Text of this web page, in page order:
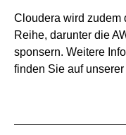
Cloudera wird zudem
Reihe, darunter die
sponsern. Weitere
finden Sie auf unserer